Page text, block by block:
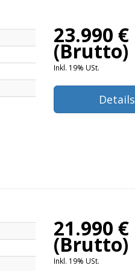
23.990 €
(Brutto)
Inkl. 19% USt.
Details
21.990 €
(Brutto)
Inkl. 19% USt.